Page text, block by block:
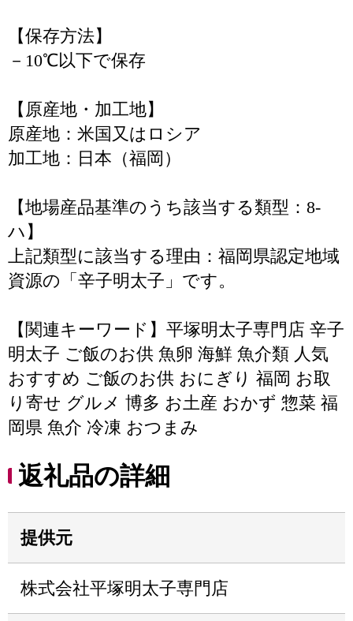
【保存方法】
－10℃以下で保存
【原産地・加工地】
原産地：米国又はロシア
加工地：日本（福岡）
【地場産品基準のうち該当する類型：8-
ハ】
上記類型に該当する理由：福岡県認定地域
資源の「辛子明太子」です。
【関連キーワード】平塚明太子専門店 辛子
明太子 ご飯のお供 魚卵 海鮮 魚介類 人気
おすすめ ご飯のお供 おにぎり 福岡 お取
り寄せ グルメ 博多 お土産 おかず 惣菜 福
岡県 魚介 冷凍 おつまみ
返礼品の詳細
提供元
株式会社平塚明太子専門店